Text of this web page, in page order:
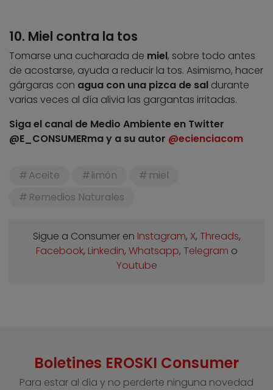
10. Miel contra la tos
Tomarse una cucharada de miel, sobre todo antes
de acostarse, ayuda a reducir la tos. Asimismo, hacer
gárgaras con agua con una pizca de sal durante
varias veces al día alivia las gargantas irritadas.
Siga el canal de Medio Ambiente en Twitter
@E_CONSUMERma y a su autor @ecienciacom
Aceite limón
miel
Remedios Naturales
Sigue a Consumer en Instagram, X, Threads,
Facebook, Linkedin, Whatsapp, Telegram o
Youtube
Boletines EROSKI Consumer
Para estar al día y no perderte ninguna novedad